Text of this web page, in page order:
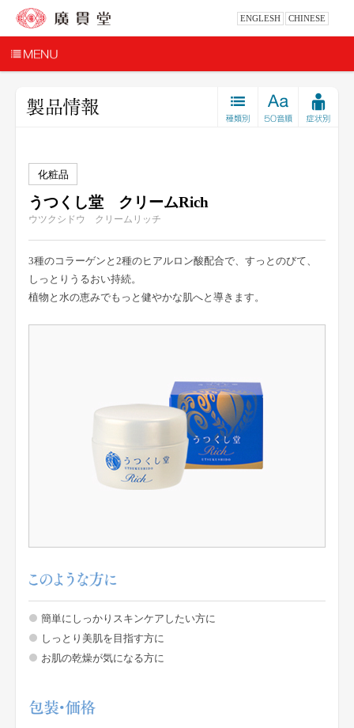
ENGLESH CHINESE
化粧品
うつくし堂 クリームRich
ウツクシドウ クリームリッチ
3種のコラーゲンと2種のヒアルロン酸配合で、すっとのびて、
しっとりうるおい持続。
植物と水の恵みでもっと健やかな肌へと導きます。
簡単にしっかりスキンケアしたい方に
しっとり美肌を目指す方に
お肌の乾燥が気になる方に